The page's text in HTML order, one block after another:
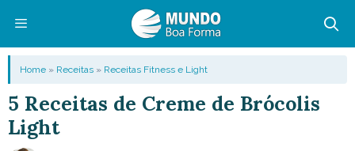
conteúdo
Menu
Home » Receitas » Receitas Fitness e Light
5 Receitas de Creme de Brócolis
Light